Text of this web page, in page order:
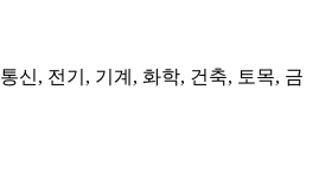
신, 전기, 기계, 화학, 건축, 토목, 금